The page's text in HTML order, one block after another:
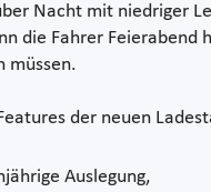
Nacht mit niedriger
die Fahrer Feierabend
müssen.
der neuen
Auslegung,